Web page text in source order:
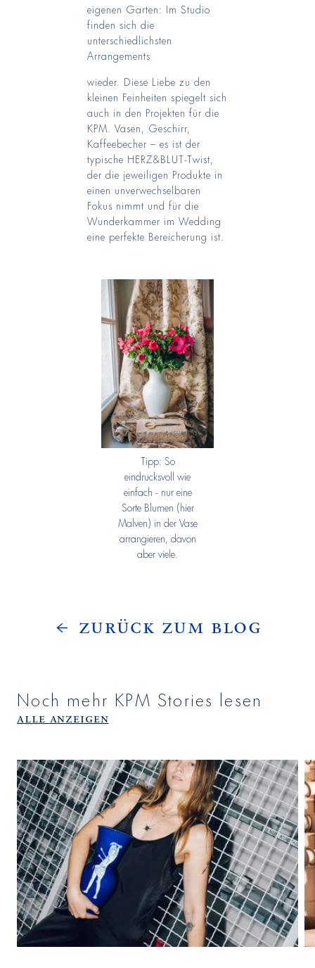
eigenen Garten: Im Studio
finden sich die
unterschiedlichsten
Arrangements
wieder. Diese Liebe zu den
kleinen Feinheiten spiegelt sich
auch in den Projekten für die
KPM. Vasen, Geschirr,
Kaffeebecher – es ist der
typische HERZ&BLUT-Twist,
der die jeweiligen Produkte in
einen unverwechselbaren
Fokus nimmt und für die
Wunderkammer im Wedding
eine perfekte Bereicherung ist.
Tipp: So
eindrucksvoll wie
einfach - nur eine
Sorte Blumen (hier
Malven) in der Vase
arrangieren, davon
aber viele.
Zurück zum Blog
Noch mehr KPM Stories lesen
Alle anzeigen